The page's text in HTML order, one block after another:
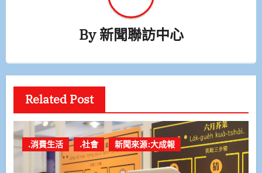
By新聞聯訪中心
Related Post
.消費生活 .社會 新聞來源:大成報